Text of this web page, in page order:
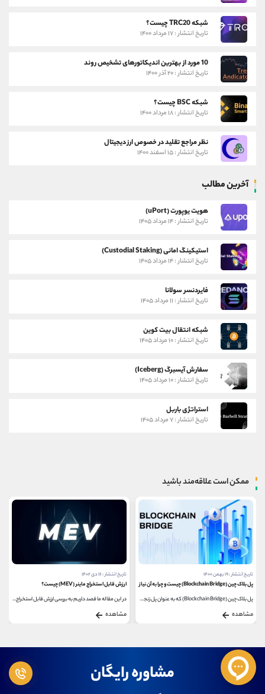
شبکه TRC20 چیست؟
تاریخ انتشار : ۱۷ مرداد ۱۴۰۰
10 مورد از بهترین اندیکاتورهای تشخیص روند
تاریخ انتشار : ۲۰ آذر ۱۴۰۰
شبکه BSC چیست؟
تاریخ انتشار : ۱۸ مرداد ۱۴۰۰
نظر مراجع تقلید در خصوص ارز دیجیتال
تاریخ انتشار : ۱۵ اسفند ۱۴۰۰
آخرین مطالب
هویت یوپورت (uPort)
تاریخ انتشار : ۱۴ مرداد ۱۴۰۵
استیکینگ امانی (Custodial Staking)
تاریخ انتشار : ۱۴ مرداد ۱۴۰۵
فایردنسر سولانا
تاریخ انتشار : ۱۱ مرداد ۱۴۰۵
شبکه انتقال بیت کوین
تاریخ انتشار : ۱۰ مرداد ۱۴۰۵
سفارش آیسبرگ (Iceberg)
تاریخ انتشار : ۱۰ مرداد ۱۴۰۵
استراتژی باربل
تاریخ انتشار : ۷ مرداد ۱۴۰۵
ممکن است علاقه‌مند باشید
تاریخ انتشار : ۱۹ بهمن ۱۴۰۰
پل بلاک چین (Blockchain Bridge) چیست و چرا به آن نیاز داریم؟
پل بلاک چین (Blockchain Bridge) که به عنوان پل زنجیره ای...
مشاهده
تاریخ انتشار : ۱۶ دی ۱۴۰۲
ارزش قابل استخراج ماینر (MEV) چیست؟
در این مقاله ما قصد داریم به بررسی ارزش قابل استخراج...
مشاهده
مشاوره رایگان